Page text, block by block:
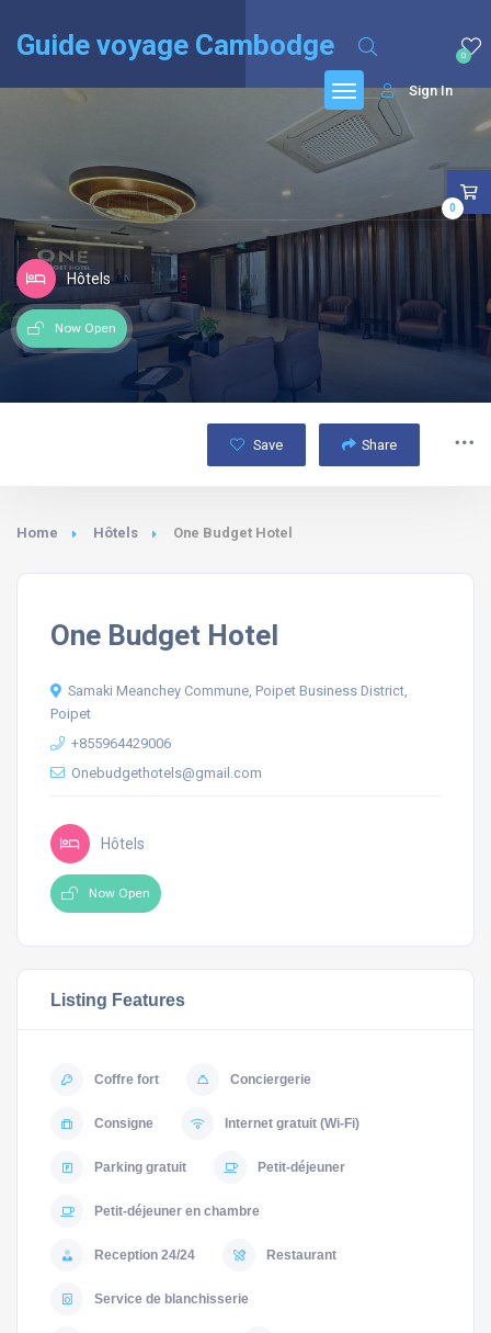
Guide voyage Cambodge 0
Sign In
Hôtels
Now Open
Save Share
Home Hôtels One Budget Hotel
One Budget Hotel
Samaki Meanchey Commune, Poipet Business District,
Poipet
+855964429006
Onebudgethotels@gmail.com
Hôtels
Now Open
Listing Features
Coffre fort Conciergerie
Consigne Internet gratuit (Wi-Fi)
Parking gratuit Petit-déjeuner
Petit-déjeuner en chambre
Reception 24/24 Restaurant
Service de blanchisserie
0